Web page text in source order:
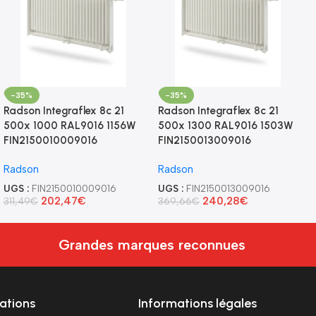
-35%
Radson Integraflex 8c 21
500x 1000 RAL9016 1156W
FIN2150010009016
Radson
UGS : FIN2150010009016
311,49€ 202,47€
-35%
Radson Integraflex 8c 21
500x 1300 RAL9016 1503W
FIN2150013009016
Radson
UGS : FIN2150013009016
369,66€ 240,28€
Grandes marques reconnues
Informations légales